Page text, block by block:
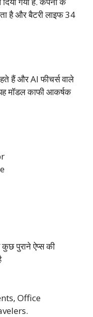
है और बैटरी लाइफ 34
हैं और AI फीचर्स वाले
मॉडल काफी आकर्षक
पुराने ऐप्स की
Office